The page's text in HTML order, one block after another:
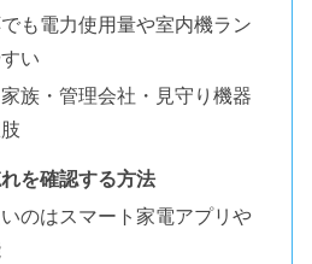
も電力使用量や室内機ラン
い
族・管理会社・見守り機器
を確認する方法
のはスマート家電アプリや